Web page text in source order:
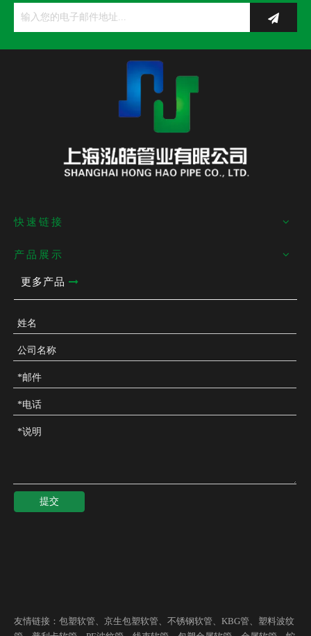
快速链接
产品展示
更多产品
提交
友情链接： 包塑软管、 京生包塑软管、 不锈钢软管、 KBG管、 塑料波纹